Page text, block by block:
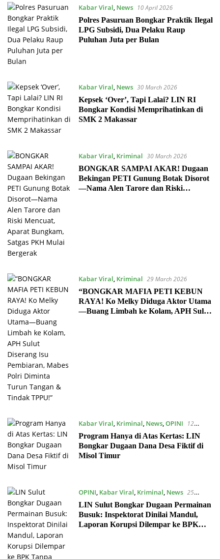
Kabar Viral, News
10 April 2026
Polres Pasuruan Bongkar Praktik Ilegal
LPG Subsidi, Dua Pelaku Raup
Puluhan Juta per Bulan
Kabar Viral, News 30 March 2026
Kepsek ‘Over’, Tapi Lalai? LIN RI
Bongkar Kondisi Memprihatinkan di
SMK 2 Makassar
Kabar Viral, Kriminal 30 March 2026
BONGKAR SAMPAI AKAR! Dugaan
Bekingan PETI Gunung Botak Disorot
—Nama Alen Tarore dan Riski
Kabar Viral, Kriminal 29 March 2026
“BONGKAR MAFIA PETI KEBUN
RAYA! Ko Melky Diduga Aktor Utama
—Buang Limbah ke Kolam, APH Sulut
Kabar Viral, Kriminal, News,OPINI
12
December 2025
Program Hanya di Atas Kertas: LIN
Bongkar Dugaan Dana Desa Fiktif di
Misol Timur
OPINI, Kabar Viral, Kriminal, News 25
November 2025
LIN Sulut Bongkar Dugaan Permainan
Busuk: Inspektorat Dinilai Mandul,
Laporan Korupsi Dilempar ke BPK